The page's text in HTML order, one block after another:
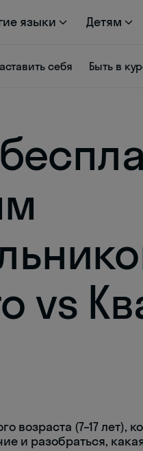
языки Детям
себя Быть в
vs
возраста (7–17 лет),
и разобраться,